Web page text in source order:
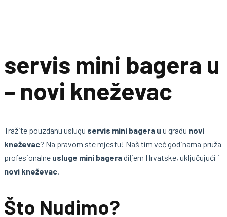
servis mini bagera u
– novi kneževac
Tražite pouzdanu uslugu servis mini bagera u u gradu novi
kneževac? Na pravom ste mjestu! Naš tim već godinama pruža
profesionalne usluge mini bageradiljem Hrvatske, uključujući i
novi kneževac.
Što Nudimo?